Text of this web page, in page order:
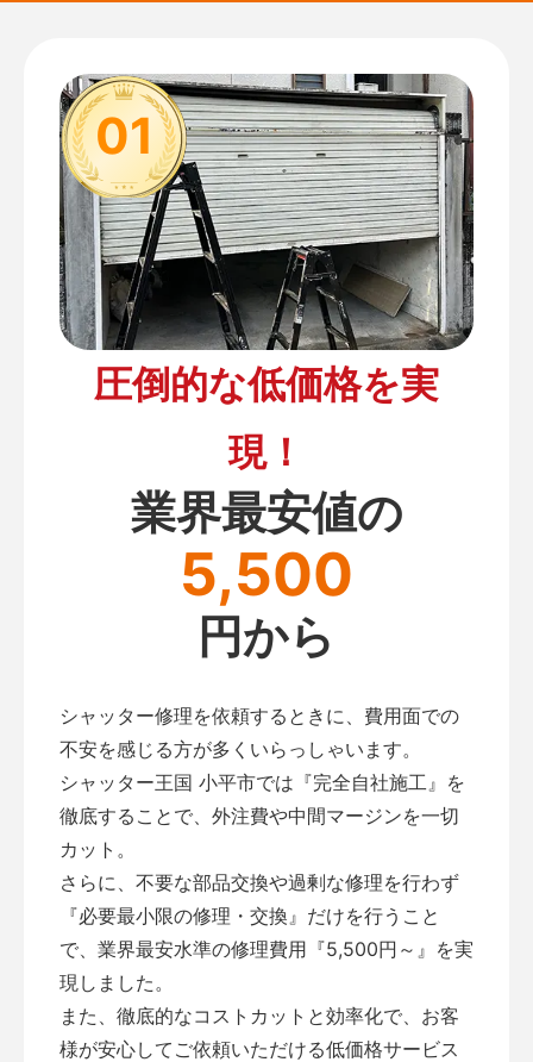
01
圧倒的な低価格を実
現！
業界最安値の
5,500
円から
シャッター修理を依頼するときに、費用面での
不安を感じる方が多くいらっしゃいます。
シャッター王国 小平市では『完全自社施工』を
徹底することで、外注費や中間マージンを一切
カット。
さらに、不要な部品交換や過剰な修理を行わず
『必要最小限の修理・交換』だけを行うこと
で、業界最安水準の修理費用『5,500円～』を実
現しました。
また、徹底的なコストカットと効率化で、お客
様が安心してご依頼いただける低価格サービス